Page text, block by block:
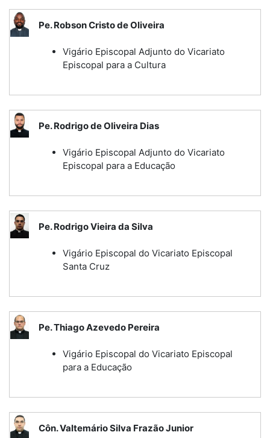
Pe. Robson Cristo de Oliveira
Vigário Episcopal Adjunto do Vicariato
Episcopal para a Cultura
Pe. Rodrigo de Oliveira Dias
Vigário Episcopal Adjunto do Vicariato
Episcopal para a Educação
Pe. Rodrigo Vieira da Silva
Vigário Episcopal do Vicariato Episcopal
Santa Cruz
Pe. Thiago Azevedo Pereira
Vigário Episcopal do Vicariato Episcopal
para a Educação
Côn. Valtemário Silva Frazão Junior